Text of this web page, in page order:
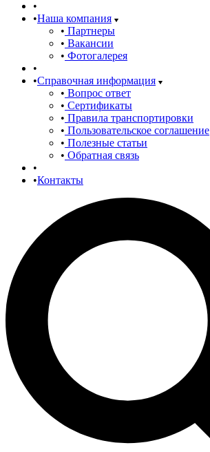
Наша компания
Партнеры
Вакансии
Фотогалерея
Справочная информация
Вопрос ответ
Сертификаты
Правила транспортировки
Пользовательское соглашение
Полезные статьи
Обратная связь
Контакты